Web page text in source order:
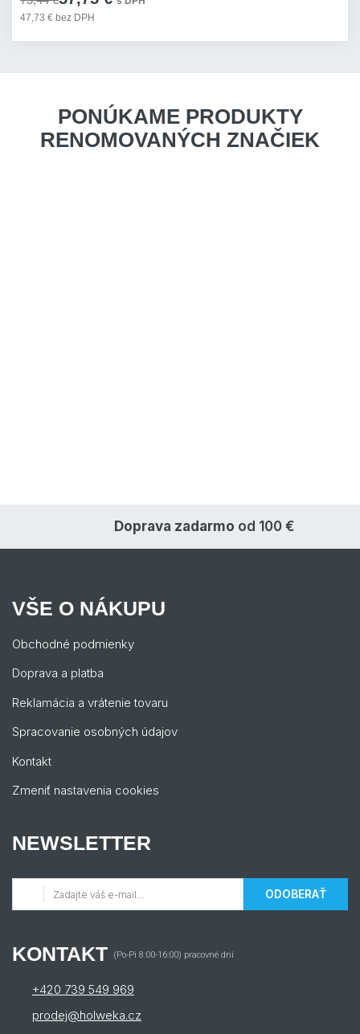
47,73 € bez DPH
PONÚKAME PRODUKTY
RENOMOVANÝCH ZNAČIEK
Doprava zadarmo od 100 €
VŠE O NÁKUPU
Obchodné podmienky
Doprava a platba
Reklamácia a vrátenie tovaru
Spracovanie osobných údajov
Kontakt
Zmeniť nastavenia cookies
NEWSLETTER
ODOBERAŤ
KONTAKT (Po-Pi 8:00-16:00) pracovné dni
+420 739 549 969
prodej@holweka.cz